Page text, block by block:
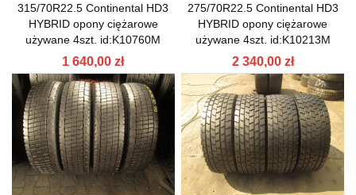
315/70R22.5 Continental HD3
HYBRID opony ciężarowe
używane 4szt. id:K10760M
1 640,00 zł
275/70R22.5 Continental HD3
HYBRID opony ciężarowe
używane 4szt. id:K10213M
2 340,00 zł